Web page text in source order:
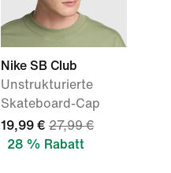
Nike SB Club
Unstrukturierte
Skateboard-Cap
19,99 € 27,99 €
28 % Rabatt